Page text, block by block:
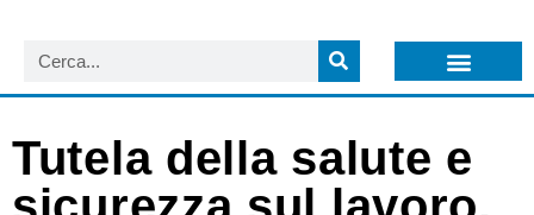
Tutela della salute e